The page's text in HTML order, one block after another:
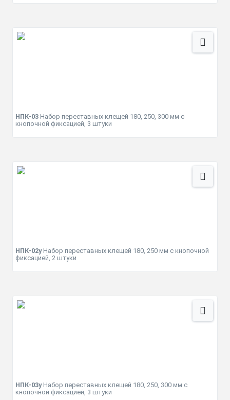
НПК-03Набор переставных клещей 180, 250, 300 мм с
кнопочной фиксацией, 3 штуки
НПК-02уНабор переставных клещей 180, 250 мм с кнопочной
фиксацией, 2 штуки
НПК-03уНабор переставных клещей 180, 250, 300 мм с
кнопочной фиксацией, 3 штуки